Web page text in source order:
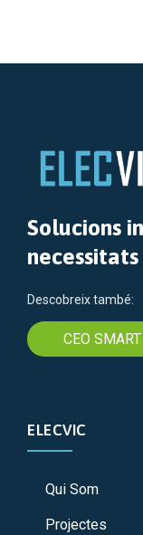
Solucions
Descobreix també:
CEO
ELECVIC
Qui Som
Projectes